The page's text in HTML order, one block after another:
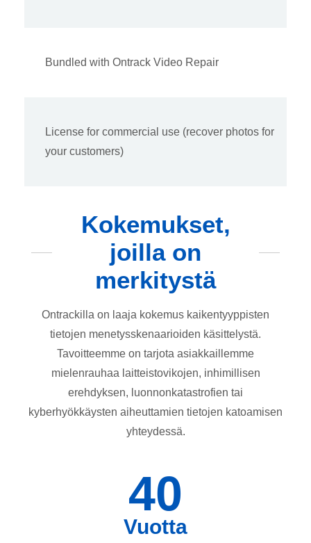
Bundled with Ontrack Video Repair
License for commercial use (recover photos for
your customers)
Kokemukset,
joilla on
merkitystä
Ontrackilla on laaja kokemus kaikentyyppisten
tietojen menetysskenaarioiden käsittelystä.
Tavoitteemme on tarjota asiakkaillemme
mielenrauhaa laitteistovikojen, inhimillisen
erehdyksen, luonnonkatastrofien tai
kyberhyökkäysten aiheuttamien tietojen katoamisen
yhteydessä.
40
Vuotta